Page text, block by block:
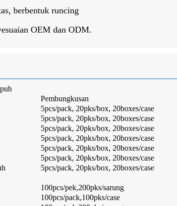
berbentuk runcing
OEM dan ODM.
Pembungkusan
5pcs/pack, 20pks/box, 20boxes/case
5pcs/pack, 20pks/box, 20boxes/case
5pcs/pack, 20pks/box, 20boxes/case
5pcs/pack, 20pks/box, 20boxes/case
5pcs/pack, 20pks/box, 20boxes/case
5pcs/pack, 20pks/box, 20boxes/case
5pcs/pack, 20pks/box, 20boxes/case
100pcs/pek,200pks/sarung
100pcs/pack,100pks/case